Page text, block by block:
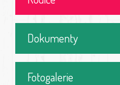
Dokumenty
Fotogalerie